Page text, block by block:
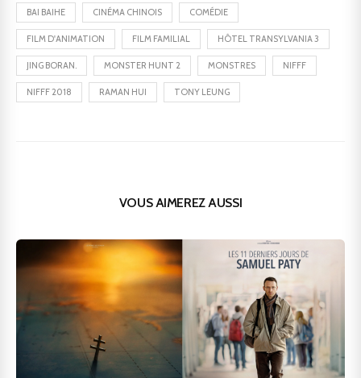
BAI BAIHE CINÉMA CHINOIS COMÉDIE
FILM D'ANIMATION FILM FAMILIAL HÔTEL TRANSYLVANIA 3
JING BORAN. MONSTER HUNT 2 MONSTRES NIFFF
NIFFF 2018 RAMAN HUI TONY LEUNG
VOUS AIMEREZ AUSSI